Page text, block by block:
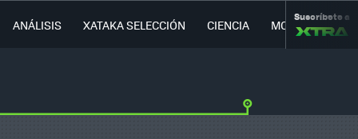
ANÁLISIS XATAKA SELECCIÓN CIENCIA MOVILIDAD
Suscríbete a